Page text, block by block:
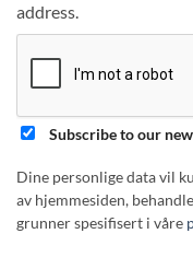
address.
Subscribe to our
Dine personlige data vil
av hjemmesiden,
grunner spesifisert i våre